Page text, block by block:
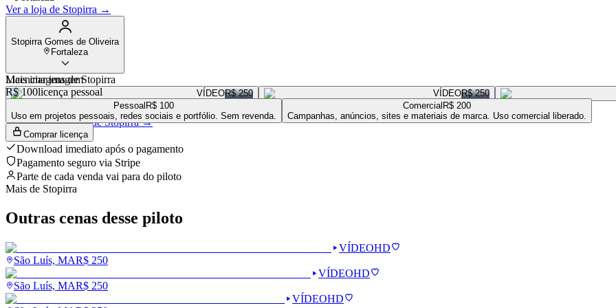
Ver a loja de Stopirra →
Stopirra Gomes de Oliveira
Fortaleza
Mais imagens deStopirra
VÍDEOR$ 250 VÍDEOR$ 250
Ver a loja completa deStopirra→
Licenciar imagem
R$ 100licença pessoal
Pessoal R$ 100
Uso em projetos pessoais, redes sociais e portfólio. Sem revenda.
Comercial R$ 200
Campanhas, anúncios, sites e materiais de marca. Uso comercial liberado.
Comprar licença
Download imediato após o pagamento
Pagamento seguro via Stripe
Parte de cada venda vai para do piloto
Mais de Stopirra
Outras cenas desse piloto
VÍDEOHD
São Luís, MAR$ 250
VÍDEOHD
São Luís, MAR$ 250
VÍDEOHD